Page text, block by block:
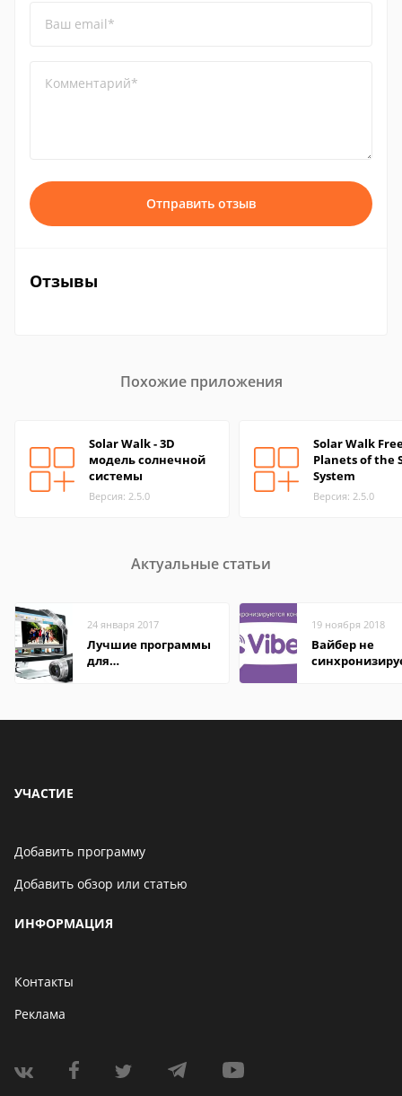
Ваш email*
Комментарий*
Отправить отзыв
Отзывы
Похожие приложения
Solar Walk - 3D
модель солнечной
системы
Версия: 2.5.0
Solar Walk
Planets of the
System
Версия: 2.5.0
Актуальные статьи
24 января 2017
Лучшие программы
для
19 ноября 2018
Вайбер не
УЧАСТИЕ
Добавить программу
Добавить обзор или статью
ИНФОРМАЦИЯ
Контакты
Реклама